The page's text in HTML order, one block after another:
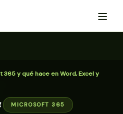
y qué hace en Word, Excel y
MICROSOFT 365